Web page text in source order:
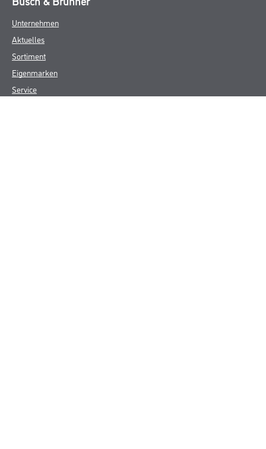
Unternehmen
Aktuelles
Sortiment
Eigenmarken
Service